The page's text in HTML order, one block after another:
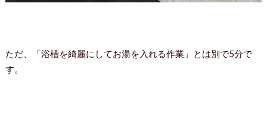
ただ、「浴槽を綺麗にしてお湯を入れる作業」とは別で5分で
す。